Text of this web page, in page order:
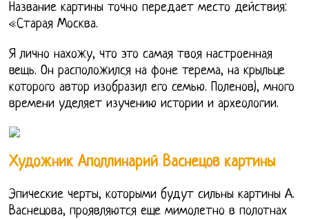
Название картины точно передает место действия:
«Старая Москва.
Я лично нахожу, что это самая твоя настроенная
вещь. Он расположился на фоне терема, на крыльце
которого автор изобразил его семью. Поленов), много
времени уделяет изучению истории и археологии.
Художник Аполлинарий Васнецов картины
Эпические черты, которыми будут сильны картины А.
Васнецова, проявляются еще мимолетно в полотнах